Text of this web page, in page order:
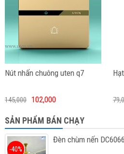
Nút nhấn chuông uten q7
145,000 102,000
SẢN PHẨM BÁN CHẠY
Đèn chùm nến DC6066
-40%